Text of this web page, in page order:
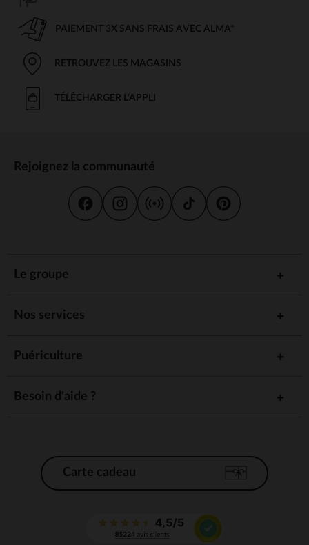
PAIEMENT 3X SANS FRAIS AVEC ALMA*
RETROUVEZ LES MAGASINS
TÉLÉCHARGER L'APPLI
Rejoignez la communauté
Le groupe
Nos services
Puériculture
Besoin d'aide ?
Carte cadeau